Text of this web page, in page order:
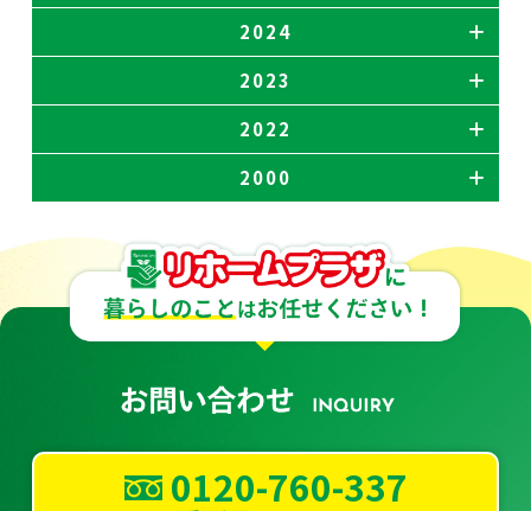
2024
2023
2022
2000
0120-760-337